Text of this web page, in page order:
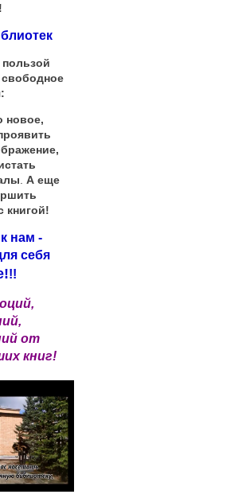
пользой
новое,
А еще
книгой!
нам -
себя
!!
от
книг!